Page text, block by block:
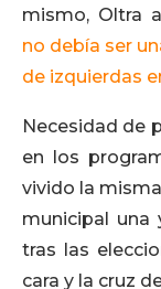
mismo, Oltra
no debía ser
de izquierdas
Necesidad de
en los
vivido la
municipal una
tras las
cara y la cruz